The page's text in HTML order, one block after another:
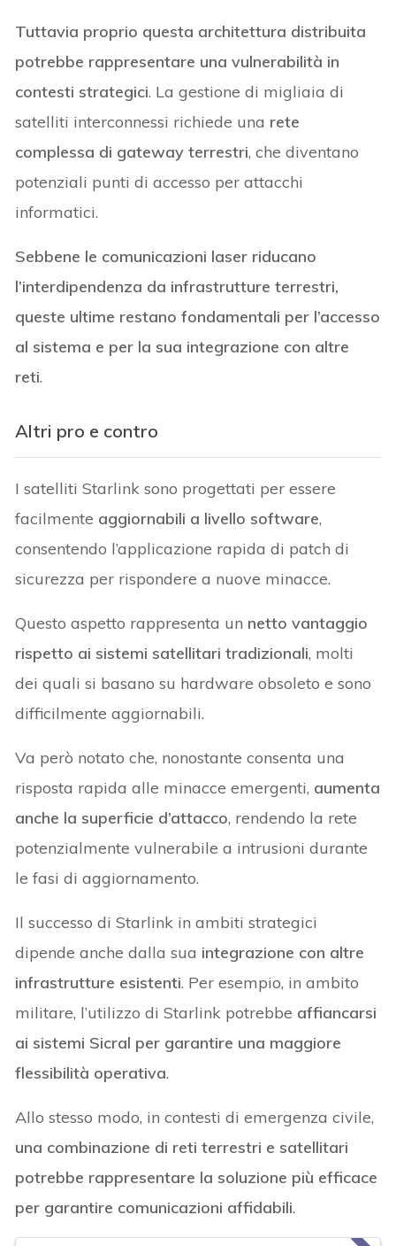
Tuttavia proprio questa architettura distribuita
potrebbe rappresentare una vulnerabilità in
contesti strategici. La gestione di migliaia di
satelliti interconnessi richiede una rete
complessa di gateway terrestri, che diventano
potenziali punti di accesso per attacchi
informatici.
Sebbene le comunicazioni laser riducano
l’interdipendenza da infrastrutture terrestri,
queste ultime restano fondamentali per l’accesso
al sistema e per la sua integrazione con altre
reti.
Altri pro e contro
I satelliti Starlink sono progettati per essere
facilmente aggiornabili a livello software,
consentendo l’applicazione rapida di patch di
sicurezza per rispondere a nuove minacce.
Questo aspetto rappresenta un netto vantaggio
rispetto ai sistemi satellitari tradizionali, molti
dei quali si basano su hardware obsoleto e sono
difficilmente aggiornabili.
Va però notato che, nonostante consenta una
risposta rapida alle minacce emergenti, aumenta
anche la superficie d’attacco, rendendo la rete
potenzialmente vulnerabile a intrusioni durante
le fasi di aggiornamento.
Il successo di Starlink in ambiti strategici
dipende anche dalla sua integrazione con altre
infrastrutture esistenti. Per esempio, in ambito
militare, l’utilizzo di Starlink potrebbe affiancarsi
ai sistemi Sicral per garantire una maggiore
flessibilità operativa.
Allo stesso modo, in contesti di emergenza civile,
una combinazione di reti terrestri e satellitari
potrebbe rappresentare la soluzione più efficace
per garantire comunicazioni affidabili.